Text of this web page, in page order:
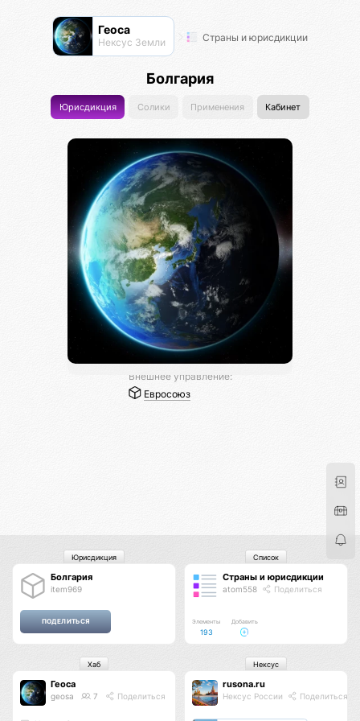
Геоса
Нексус Земли Страны и юрисдикции
Болгария
Юрисдикция Солики Применения Кабинет
Внешнее управление:
Евросоюз
Болгария
item969
Юрисдикция
Страны и юрисдикции
atom558 Поделиться
Элементы
193
Добавить
Список
Геоса
geosa 7 Поделиться
Хаб
rusona.ru
Нексус России Поделиться
Нексус